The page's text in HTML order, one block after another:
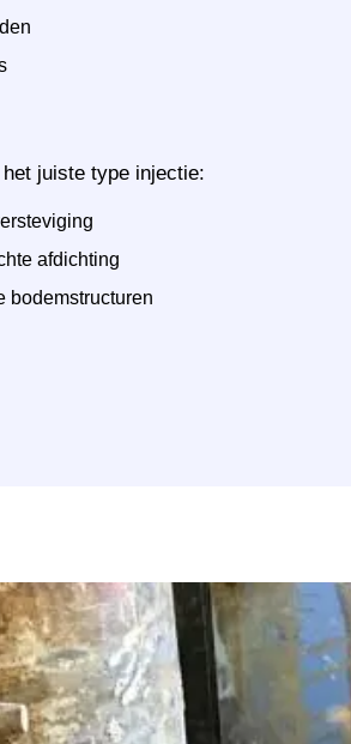
juiste type injectie:
afdichting
bodemstructuren